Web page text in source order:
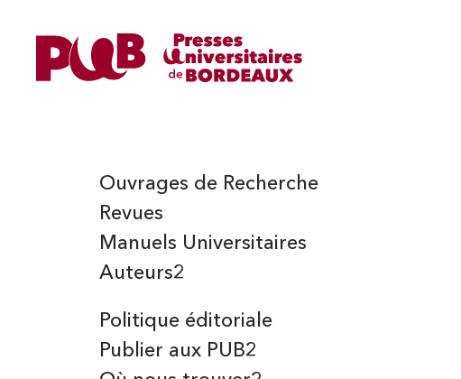
Auteurs2
Manuels Universitaires
Ouvrages de Recherche
Revues
Politique éditoriale
Publier aux PUB2